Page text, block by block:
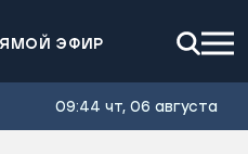
ЭФИР
09:44 чт, 06 августа